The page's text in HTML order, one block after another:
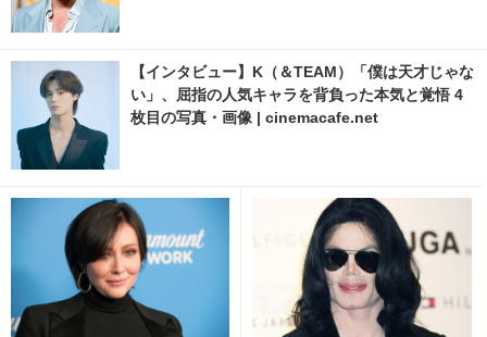
【インタビュー】K（＆TEAM）「僕は天才じゃな
い」、屈指の人気キャラを背負った本気と覚悟 4
枚目の写真・画像 | cinemacafe.net